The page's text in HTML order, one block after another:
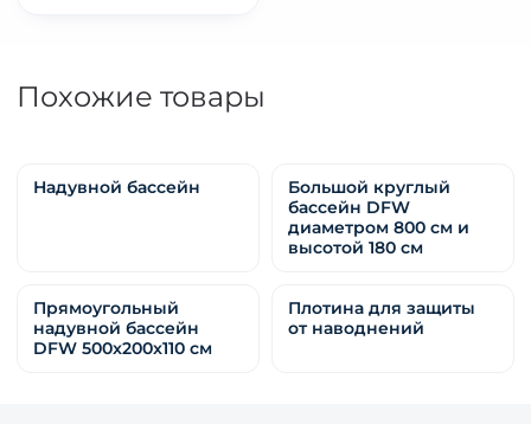
Похожие товары
Надувной бассейн
Большой круглый
бассейн DFW
диаметром 800 см и
высотой 180 см
Прямоугольный
надувной бассейн
DFW 500x200x110 см
Плотина для защиты
от наводнений